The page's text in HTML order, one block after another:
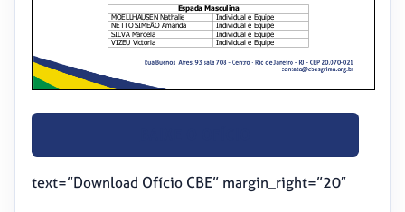
text=”Download Ofício CBE” margin_right=”20″